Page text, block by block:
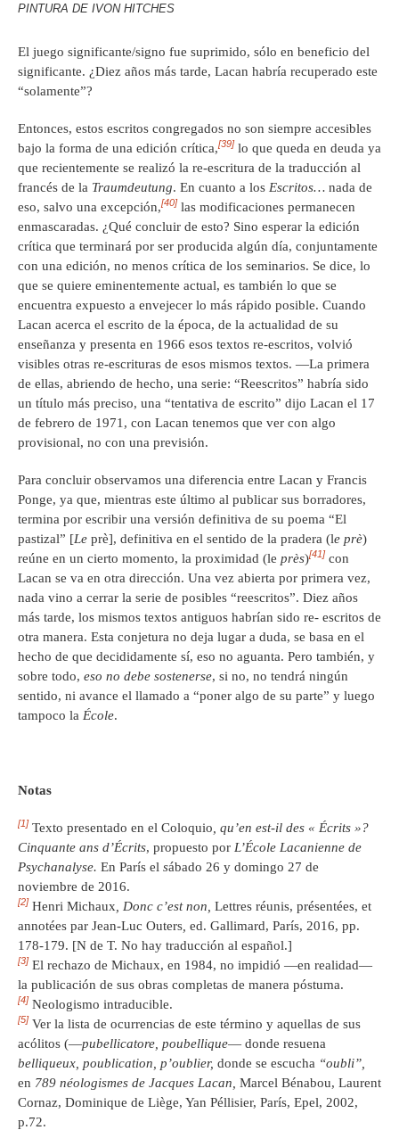
PINTURA DE IVON HITCHES
El juego significante/signo fue suprimido, sólo en beneficio del
significante. ¿Diez años más tarde, Lacan habría recuperado este
“solamente”?
Entonces, estos escritos congregados no son siempre accesibles
bajo la forma de una edición crítica,[39] lo que queda en deuda ya
que recientemente se realizó la re-escritura de la traducción al
francés de la Traumdeutung. En cuanto a los Escritos… nada de
eso, salvo una excepción,[40] las modificaciones permanecen
enmascaradas. ¿Qué concluir de esto? Sino esperar la edición
crítica que terminará por ser producida algún día, conjuntamente
con una edición, no menos crítica de los seminarios. Se dice, lo
que se quiere eminentemente actual, es también lo que se
encuentra expuesto a envejecer lo más rápido posible. Cuando
Lacan acerca el escrito de la época, de la actualidad de su
enseñanza y presenta en 1966 esos textos re-escritos, volvió
visibles otras re-escrituras de esos mismos textos. —La primera
de ellas, abriendo de hecho, una serie: “Reescritos” habría sido
un título más preciso, una “tentativa de escrito” dijo Lacan el 17
de febrero de 1971, con Lacan tenemos que ver con algo
provisional, no con una previsión.
Para concluir observamos una diferencia entre Lacan y Francis
Ponge, ya que, mientras este último al publicar sus borradores,
termina por escribir una versión definitiva de su poema “El
pastizal” [Le prè], definitiva en el sentido de la pradera (le prè)
reúne en un cierto momento, la proximidad (le près)[41] con
Lacan se va en otra dirección. Una vez abierta por primera vez,
nada vino a cerrar la serie de posibles “reescritos”. Diez años
más tarde, los mismos textos antiguos habrían sido re- escritos de
otra manera. Esta conjetura no deja lugar a duda, se basa en el
hecho de que decididamente sí, eso no aguanta. Pero también, y
sobre todo, eso no debe sostenerse, si no, no tendrá ningún
sentido, ni avance el llamado a “poner algo de su parte” y luego
tampoco la École.
Notas
[1] Texto presentado en el Coloquio , qu’en est-il des « Écrits »?
Cinquante ans d’Écrits, propuesto por L’École Lacanienne de
Psychanalyse. En París el sábado 26 y domingo 27 de
noviembre de 2016.
[2] Henri Michaux , Donc c’est non, Lettres réunis, présentées, et
annotées par Jean-Luc Outers ed. Gallimard, París, 2016, pp.
178-179. [N de T. No hay traducción al español.]
[3] El rechazo de Michaux, en 1984, no impidió —en realidad—
la publicación de sus obras completas de manera póstuma.
[4] Neologismo intraducible.
[5] Ver la lista de ocurrencias de este término y aquellas de sus
acólitos (—pubellicatore, poubellique— donde resuena
belliqueux, poublication, p’oublier, donde se escucha “oubli”,
en 789 néologismes de Jacques Lacan, Marcel Bénabou, Laurent
Cornaz, Dominique de Liège, Yan Péllisier, París, Epel, 2002,
p.72.